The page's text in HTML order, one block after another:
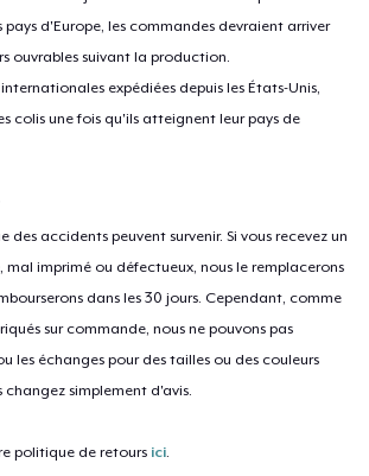
pays d'Europe, les commandes devraient arriver
ouvrables suivant la production.
expédiées depuis les États-Unis,
colis une fois qu'ils atteignent leur pays de
des accidents peuvent survenir. Si vous recevez un
imprimé ou défectueux, nous le remplacerons
dans les 30 jours. Cependant, comme
sur commande, nous ne pouvons pas
les échanges pour des tailles ou des couleurs
changez simplement d'avis.
politique de retours ici.